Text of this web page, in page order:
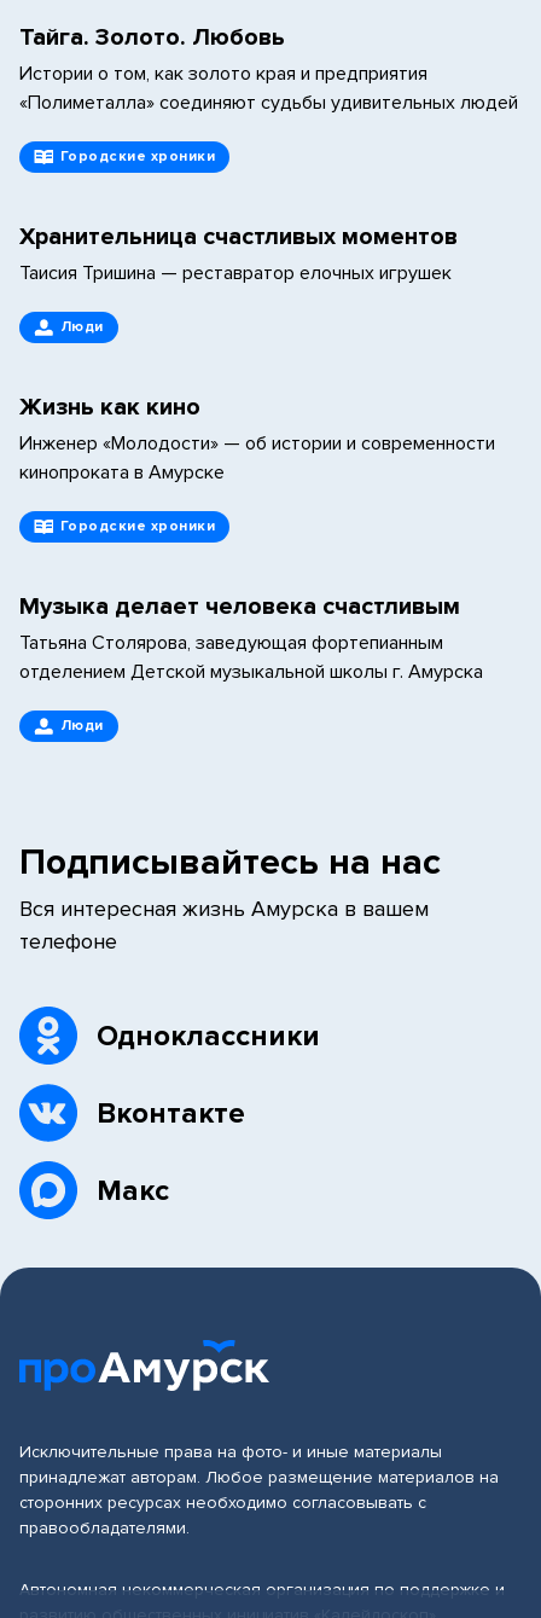
Тайга. Золото. Любовь
Истории о том, как золото края и предприятия
«Полиметалла» соединяют судьбы удивительных людей
Городские хроники
Хранительница счастливых моментов
Таисия Тришина — реставратор елочных игрушек
Люди
Жизнь как кино
Инженер «Молодости» — об истории и современности
кинопроката в Амурске
Городские хроники
Музыка делает человека счастливым
Татьяна Столярова, заведующая фортепианным
отделением Детской музыкальной школы г. Амурска
Люди
Подписывайтесь на нас
Вся интересная жизнь Амурска в вашем
телефоне
Одноклассники
Вконтакте
Макс
Исключительные права на фото- и иные материалы
принадлежат авторам. Любое размещение материалов на
сторонних ресурсах необходимо согласовывать с
правообладателями.
Автономная некоммерческая организация по поддержке и